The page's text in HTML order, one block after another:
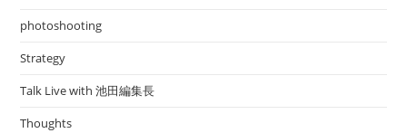
photoshooting
Strategy
Talk Live with 池田編集長
Thoughts